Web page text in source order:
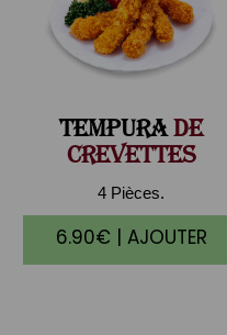
TEMPURADE
CREVETTES
4 Pièces.
6.90€ | AJOUTER